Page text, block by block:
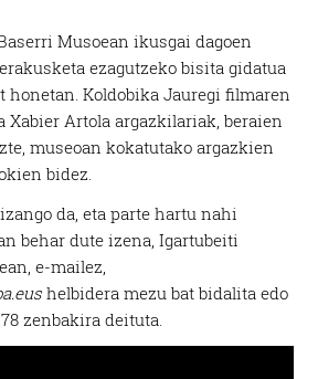
Musoean ikusgai dagoen
erakusketa ezagutzeko bisita gidatua
honetan. Koldobika Jauregi filmaren
Xabier Artola argazkilariak, beraien
museoan kokatutako argazkien
bidez.
da, eta parte hartu nahi
behar dute izena, Igartubeiti
e-mailez,
helbidera mezu bat bidalita edo
zenbakira deituta.